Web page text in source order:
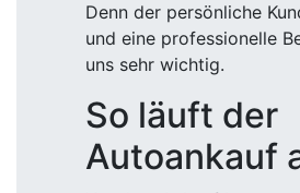
Denn der persönliche
und eine professionelle
uns sehr wichtig.
So läuft der
Autoankauf